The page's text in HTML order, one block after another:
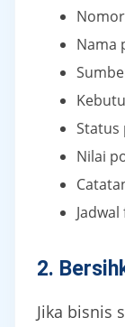
Nama
Status
Nilai
2.
Jika bisnis